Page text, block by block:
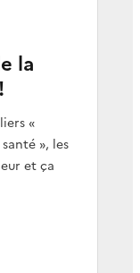
la
«
», les
et ça